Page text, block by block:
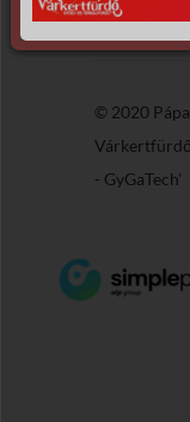
© 2020
Várkertfürdő
- GyGaTech'